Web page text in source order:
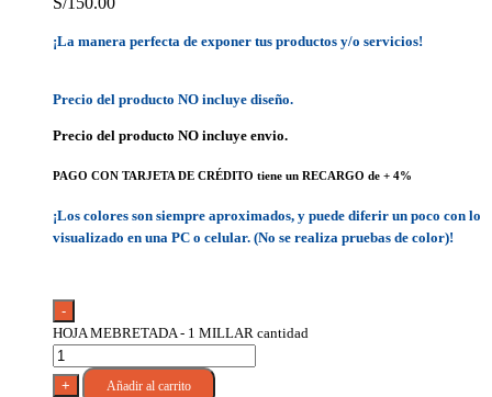
¡La manera perfecta de exponer tus productos y/o servicios!
Precio del producto NO incluye diseño.
Precio del producto NO incluye envio.
PAGO CON TARJETA DE CRÉDITO tiene un RECARGO de + 4%
¡Los colores son siempre aproximados, y puede diferir un poco con lo
visualizado en una PC o celular. (No se realiza pruebas de color)!
-
HOJA MEBRETADA - 1 MILLAR cantidad
+ Añadir al carrito